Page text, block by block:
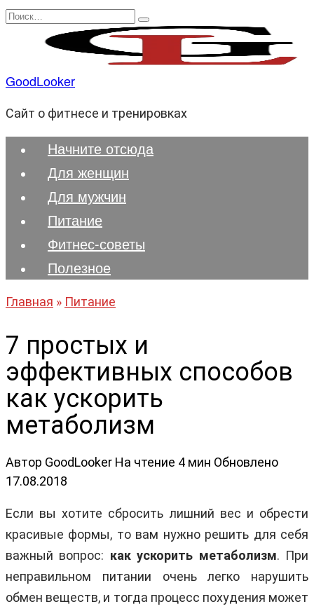
Перейти
содержанию
Search
GoodLooker
Сайт о фитнесе и тренировках
Начните отсюда
Для женщин
Для мужчин
Питание
Фитнес-советы
Полезноe
Главная » Питание
7 простых и
эффективных способов
как ускорить
метаболизм
Автор GoodLooker На чтение 4 мин Обновлено
17.08.2018
Если вы хотите сбросить лишний вес и обрести
красивые формы, то вам нужно решить для себя
важный вопрос: как ускорить метаболизм. При
неправильном питании очень легко нарушить
обмен веществ, и тогда процесс похудения может